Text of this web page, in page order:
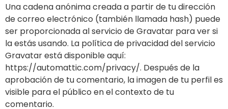
Una cadena anónima creada a partir de tu dirección
de correo electrónico (también llamada hash) puede
ser proporcionada al servicio de Gravatar para ver si
la estás usando. La política de privacidad del servicio
Gravatar está disponible aquí:
https://automattic.com/privacy/. Después de la
aprobación de tu comentario, la imagen de tu perfil es
visible para el público en el contexto de tu
comentario.